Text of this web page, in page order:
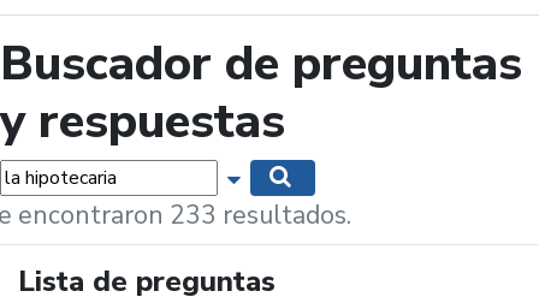
Buscador de preguntas
y respuestas
Mostrar opciones de búsqueda
encontraron 233 resultados.
Lista de preguntas